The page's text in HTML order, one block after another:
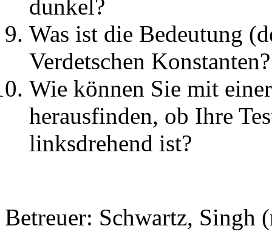
dunkel?
Was ist die Bedeutung
Verdetschen
Wie können Sie mit
herausfinden, ob Ihre
linksdrehend ist?
Betreuer: Schwartz, Singh